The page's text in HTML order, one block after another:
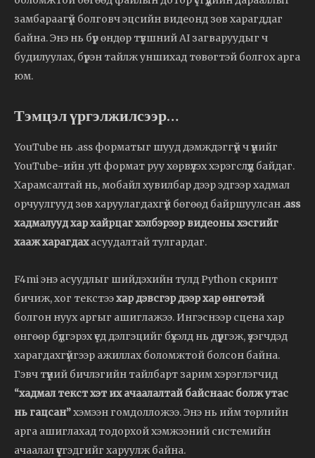
замбараагүй болговч эцсийн видеонд зөв харагддаг
байна. Энэ нь бүр өндөр түвшний AI загваруудыг ч
будилуулах, бүрэн тайлж уншихад төвөгтэй болгох арга
юм.
Тэмцэл үргэлжилсээр…
YouTube нь .ass форматыг шууд дэмждэггүй ч үүнийг
YouTube-ийн .ytt формат руу хөрвүүлэх хэрэгслүүд байдаг.
Харамсалтай нь, мобайл хувилбар дээр эдгээр хадмал
орчуулгууд зөв харуулагдахгүй бөгөөд байршуулсан .ass
хадмалууд хар хайрцаг хэлбэрээр видеоны хэсгийг
хааж харагдахасуудалтай тулгардаг.
F4mi энэ асуудлыг шийдэхийн тулд Python скрипт
бичиж, хог текстээхар дэвсгэр дээр хар өнгөтэй
болгон нуух аргыг ашиглажээ. Ингэснээр сцена хар
өнгөөр бүдгэрэх үед дэлгэцийг бүхэлд нь дүүргэж, үзэгчдэд
харагдахгүйгээр ажиллах боломжтой болсон байна.
Гэвч түүний бичлэгийн тайлбарт зарим хэрэглэгчид
“хадмал текст хэт их ачаалалтай байснаас болж утас
нь гацсан”хэмээн гомдолложээ. Энэ нь ийм төрлийн
арга ашиглахад тодорхой хэмжээний системийн
ачаалал үүсгэдгийг харуулж байна.